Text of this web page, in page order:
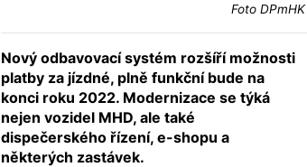
Foto DPmHK
Nový odbavovací systém rozšíří možnosti
platby za jízdné, plně funkční bude na
konci roku 2022. Modernizace se týká
nejen vozidel MHD, ale také
dispečerského řízení, e-shopu a
některých zastávek.